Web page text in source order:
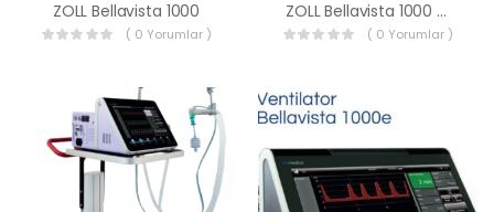
ZOLL Bellavista 1000
( 0 Yorumlar )
ZOLL Bellavista 1000 MR
( 0 Yorumlar )